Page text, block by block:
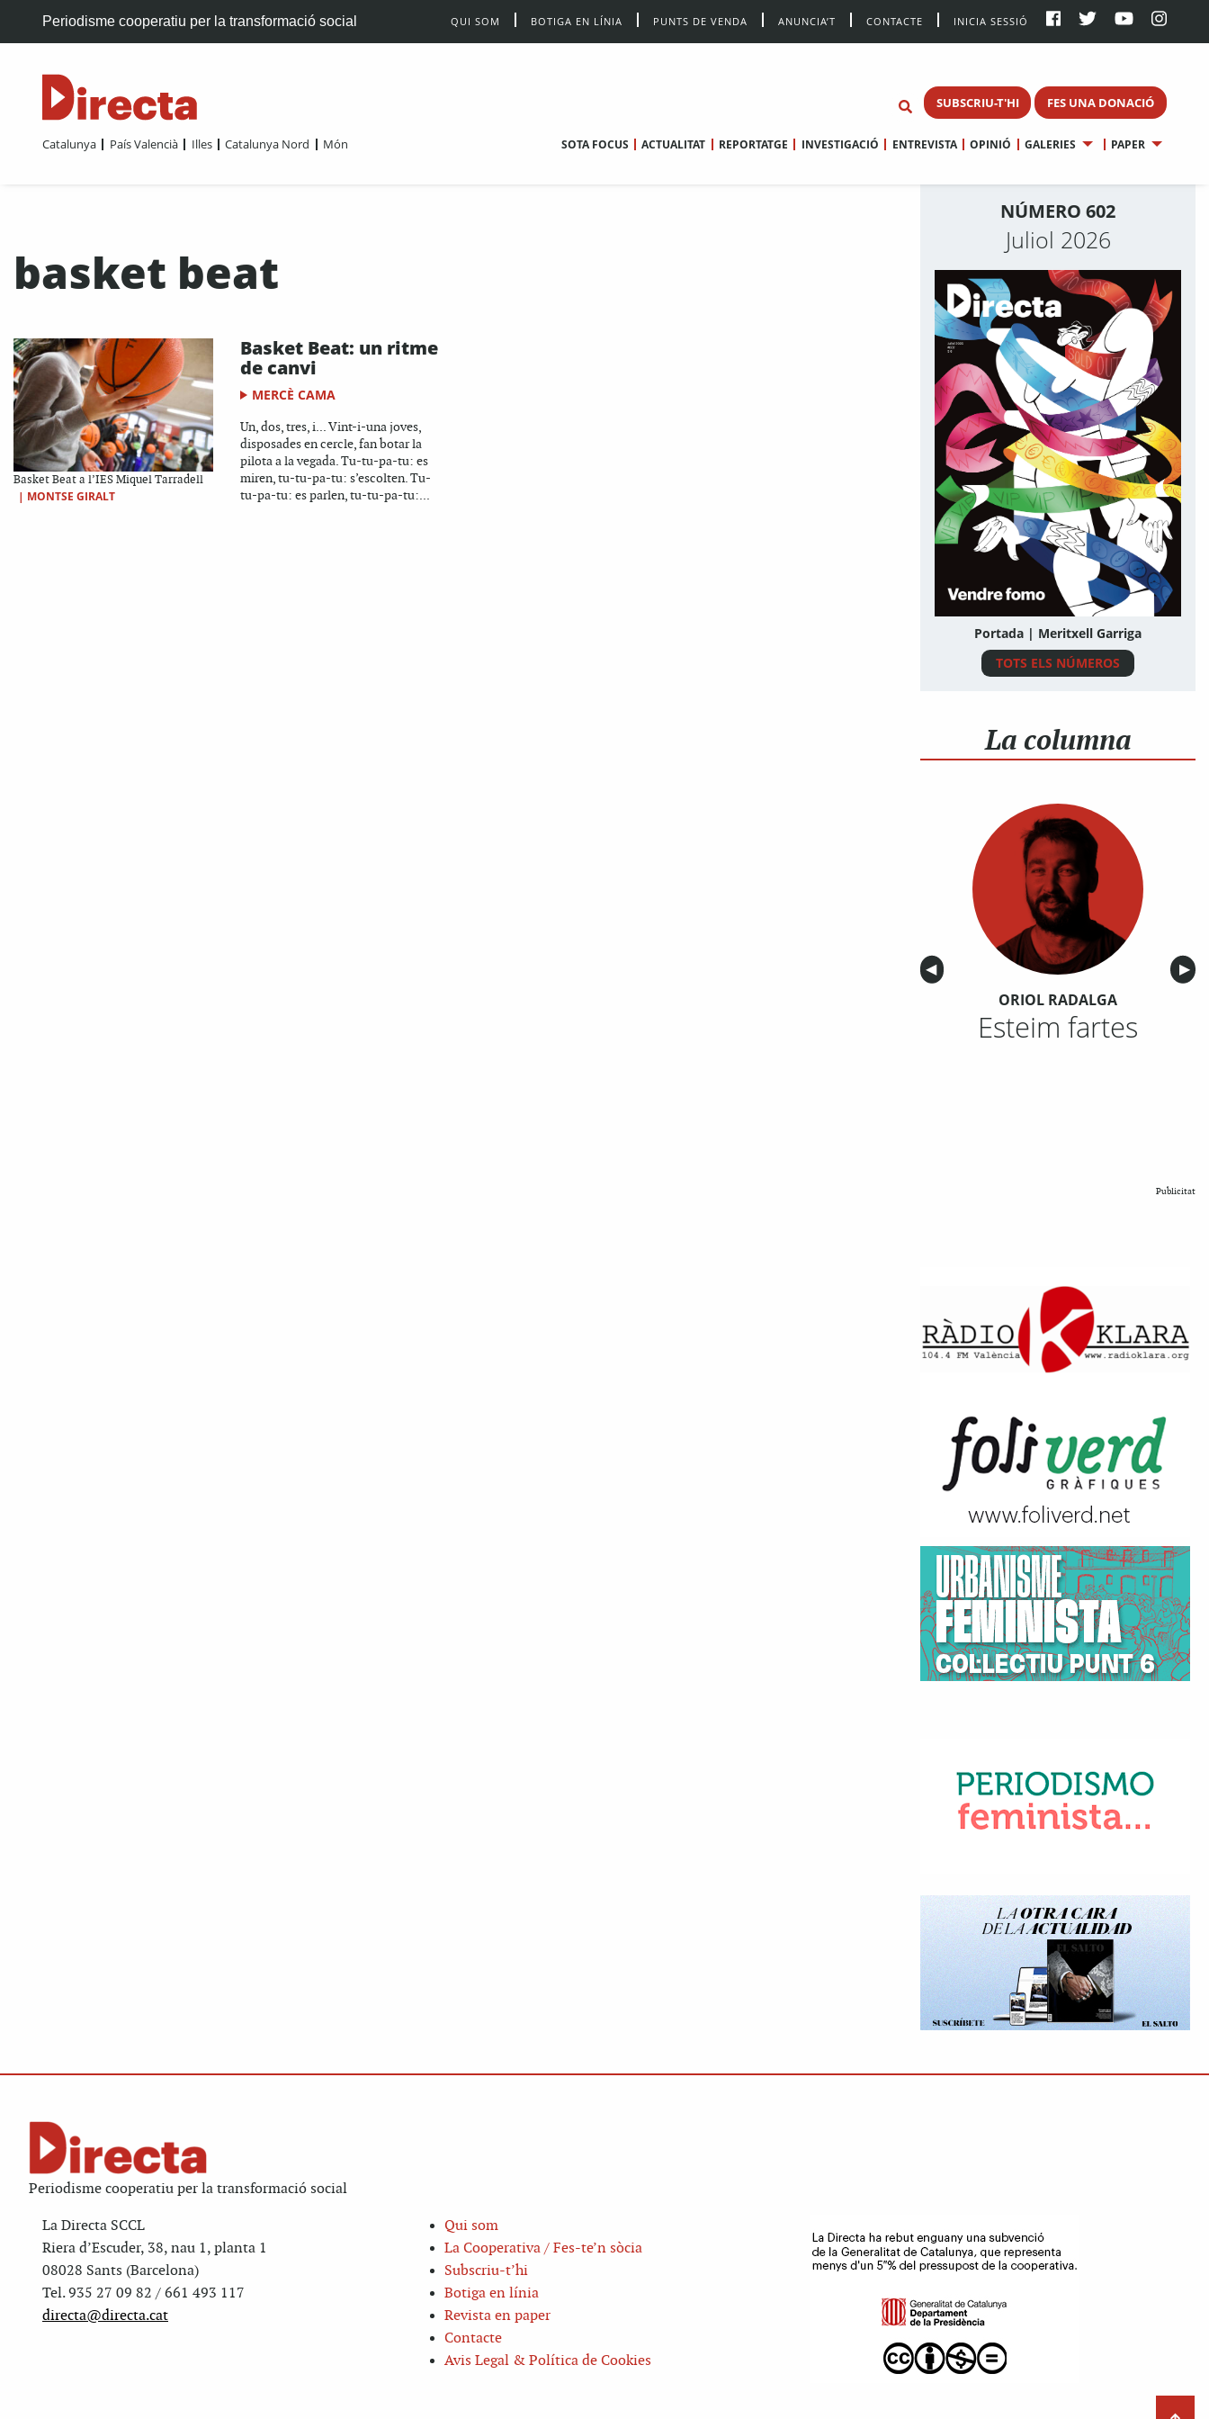
Periodisme cooperatiu per la transformació social QUI SOM BOTIGA EN LÍNIA PUNTS DE VENDA ANUNCIA’T CONTACTE INICIA SESSIÓ
SUBSCRIU-T'HI FES UNA DONACIÓ
Catalunya País Valencià Illes Catalunya Nord Món SOTA FOCUS ACTUALITAT REPORTATGE INVESTIGACIÓ ENTREVISTA OPINIÓ GALERIES PAPER
basket beat
Basket Beat a l’IES Miquel Tarradell
| MONTSE GIRALT
Basket Beat: un ritme
de canvi
MERCÈ CAMA
Un, dos, tres, i... Vint-i-una joves,
disposades en cercle, fan botar la
pilota a la vegada. Tu-tu-pa-tu: es
miren, tu-tu-pa-tu: s’escolten. Tu-
tu-pa-tu: es parlen, tu-tu-pa-tu:...
NÚMERO 602
Juliol 2026
Portada | Meritxell Garriga
TOTS ELS NÚMEROS
La columna
Anterior
◀︎ ▶︎
ORIOL RADALGA
Esteim fartes
Publicitat
Periodisme cooperatiu per la transformació social
La Directa SCCL
Riera d’Escuder, 38, nau 1, planta 1
08028 Sants (Barcelona)
Tel. 935 27 09 82 / 661 493 117
directa@directa.cat
Qui som
La Cooperativa / Fes-te’n sòcia
Subscriu-t’hi
Botiga en línia
Revista en paper
Contacte
Avis Legal & Política de Cookies